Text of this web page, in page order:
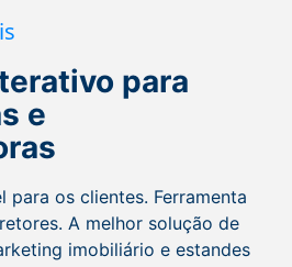
para
e
para os clientes. Ferramenta
A melhor solução de
imobiliário e estandes